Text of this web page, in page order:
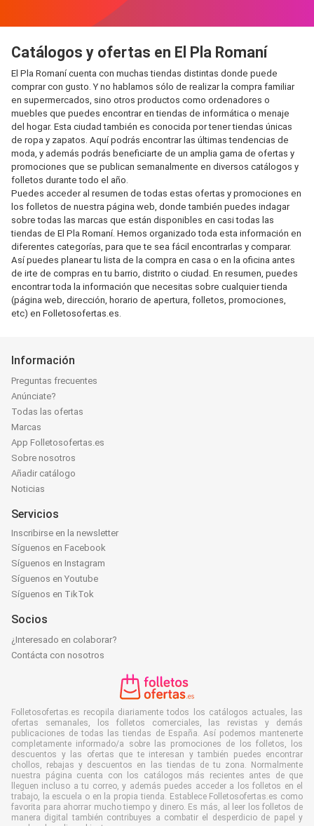
Catálogos y ofertas en El Pla Romaní
El Pla Romaní cuenta con muchas tiendas distintas donde puede
comprar con gusto. Y no hablamos sólo de realizar la compra familiar
en supermercados, sino otros productos como ordenadores o
muebles que puedes encontrar en tiendas de informática o menaje
del hogar. Esta ciudad también es conocida por tener tiendas únicas
de ropa y zapatos. Aquí podrás encontrar las últimas tendencias de
moda, y además podrás beneficiarte de un amplia gama de ofertas y
promociones que se publican semanalmente en diversos catálogos y
folletos durante todo el año.
Puedes acceder al resumen de todas estas ofertas y promociones en
los folletos de nuestra página web, donde también puedes indagar
sobre todas las marcas que están disponibles en casi todas las
tiendas de El Pla Romaní. Hemos organizado toda esta información en
diferentes categorías, para que te sea fácil encontrarlas y comparar.
Así puedes planear tu lista de la compra en casa o en la oficina antes
de irte de compras en tu barrio, distrito o ciudad. En resumen, puedes
encontrar toda la información que necesitas sobre cualquier tienda
(página web, dirección, horario de apertura, folletos, promociones,
etc) en Folletosofertas.es.
Información
Preguntas frecuentes
Anúnciate?
Todas las ofertas
Marcas
App Folletosofertas.es
Sobre nosotros
Añadir catálogo
Noticias
Servicios
Inscribirse en la newsletter
Síguenos en Facebook
Síguenos en Instagram
Síguenos en Youtube
Síguenos en TikTok
Socios
¿Interesado en colaborar?
Contácta con nosotros
Folletosofertas.es recopila diariamente todos los catálogos actuales, las
ofertas semanales, los folletos comerciales, las revistas y demás
publicaciones de todas las tiendas de España. Así podemos mantenerte
completamente informado/a sobre las promociones de los folletos, los
descuentos y las ofertas que te interesan y también puedes encontrar
chollos, rebajas y descuentos en las tiendas de tu zona. Normalmente
nuestra página cuenta con los catálogos más recientes antes de que
lleguen incluso a tu correo, y además puedes acceder a los folletos en el
trabajo, la escuela o en la propia tienda. Establece Folletosofertas.es como
favorita para ahorrar mucho tiempo y dinero. Es más, al leer los folletos de
manera digital también contribuyes a combatir el desperdicio de papel y